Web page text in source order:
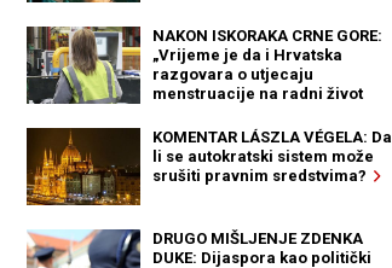
NAKON ISKORAKA CRNE GORE:
„Vrijeme je da i Hrvatska
razgovara o utjecaju
menstruacije na radni život
KOMENTAR LÁSZLA VÉGELA: Da
li se autokratski sistem može
srušiti pravnim sredstvima?
DRUGO MIŠLJENJE ZDENKA
DUKE: Dijaspora kao politički